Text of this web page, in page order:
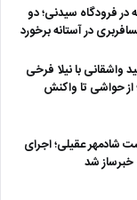
در فرودگاه سیدنی؛ دو
در آستانه برخورد
واشقانی با نیلا فرخی
از حواشی تا واکنش
شادمهر عقیلی؛ اجرای
شد